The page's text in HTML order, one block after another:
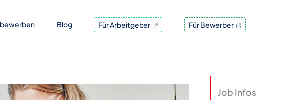
Blog Für Arbeitgeber Für Bewerber
Job Infos